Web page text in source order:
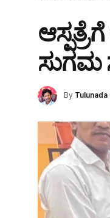
ಸುಗಮ
By Tulunada